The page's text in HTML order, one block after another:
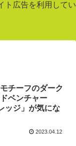
ト広告を利用してい
チーフのダーク
ベンチャー
ッジ」が気にな
2023.04.12